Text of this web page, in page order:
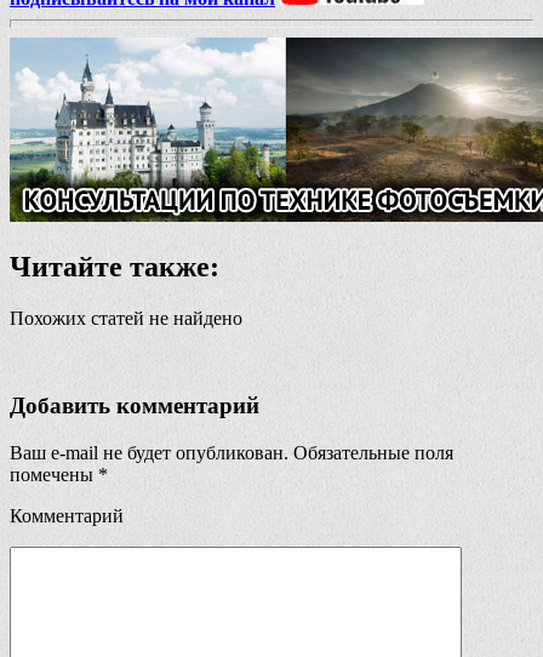
Читайте также:
Похожих статей не найдено
Добавить комментарий
Ваш e-mail не будет опубликован. Обязательные поля
помечены *
Комментарий